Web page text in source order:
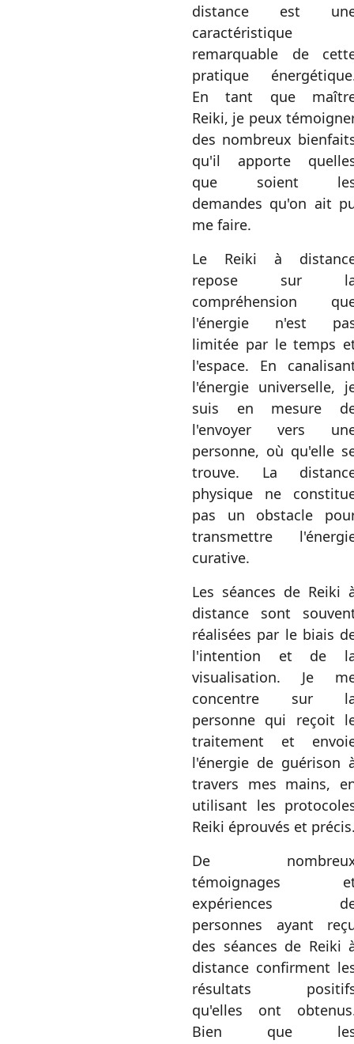
distance est
caractéristique
remarquable de
pratique
En tant que
Reiki, je peux
des nombreux
qu'il apporte
que soient
demandes qu'on ait
me faire.
Le Reiki à
repose sur
compréhension
l'énergie n'est
limitée par le temps
l'espace. En
l'énergie universelle,
suis en mesure
l'envoyer vers
personne, où qu'elle
trouve. La
physique ne
pas un obstacle
transmettre
curative.
Les séances de Reiki
distance sont
réalisées par le biais
l'intention et de
visualisation. Je
concentre sur
personne qui reçoit
traitement et
l'énergie de guérison
travers mes mains,
utilisant les
Reiki éprouvés et
De
témoignages
expériences
personnes ayant
des séances de Reiki
distance confirment
résultats
qu'elles ont
Bien que